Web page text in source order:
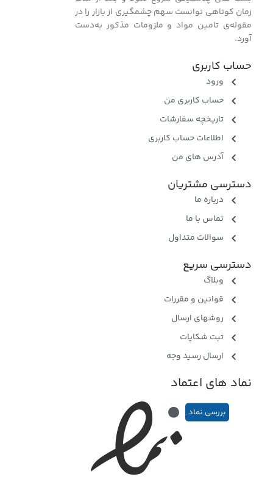
زمان کوتاهی توانست سهم چشمگیری از بازار را در
مقوله‌ی تامین مواد و ملزومات مذکور به‌دست
آورد.
حساب کاربری
ورود
حساب کاربری من
تاریخچه سفارشات
اطلاعات حساب کاربری
آدرس های من
دسترسی مشتریان
درباره ما
تماس با ما
سوالات متداول
دسترسی سریع
وبلاگ
قوانین و مقررات
روشهای ارسال
ثبت شکایات
ارسال رسید وجه
نماد های اعتماد
بررسی نماد